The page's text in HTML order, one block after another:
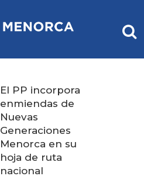
El PP incorpora
enmiendas de
Nuevas
Generaciones
Menorca en su
hoja de ruta
nacional